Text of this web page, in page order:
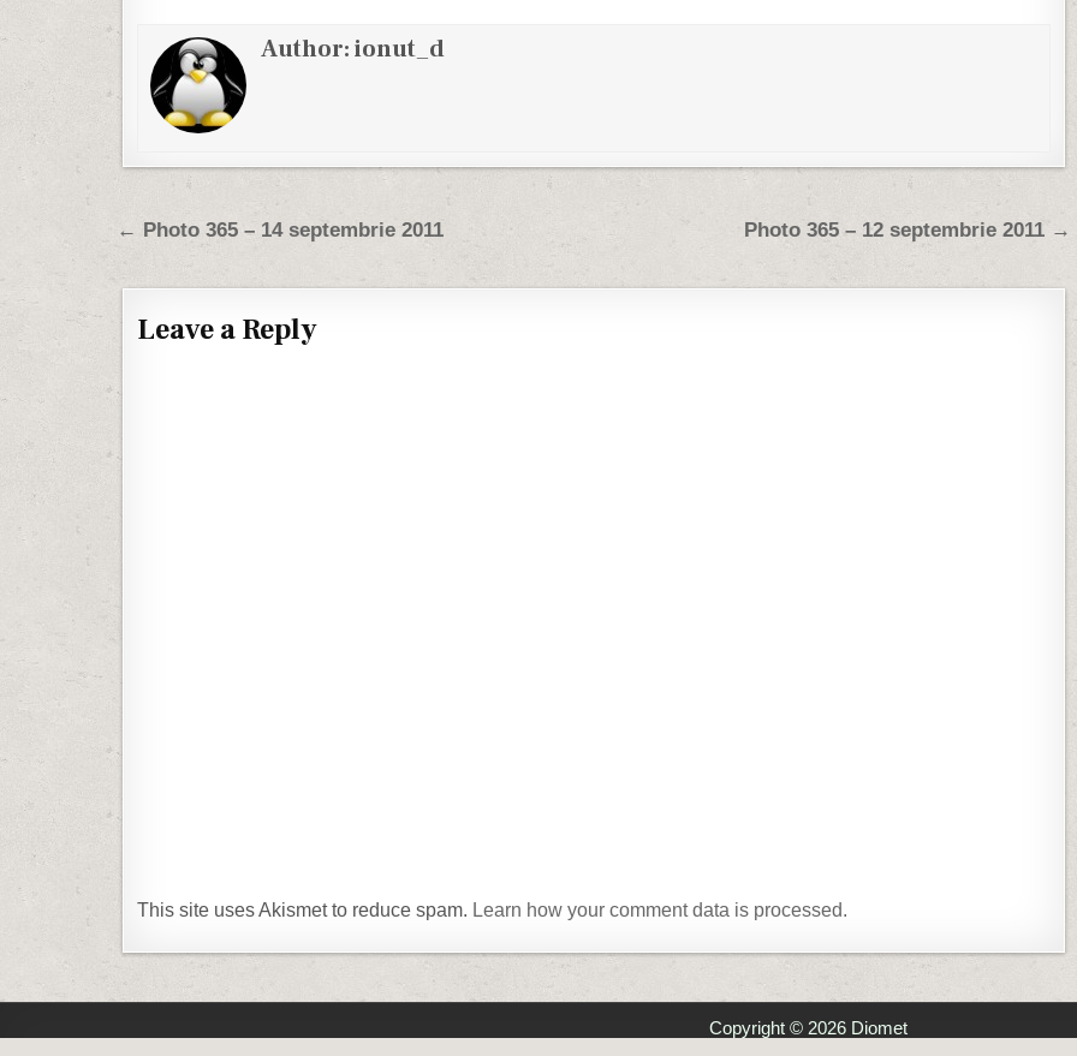
Author:ionut_d
Post navigation Photo 365 – 12 septembrie 2011 →
← Photo 365 – 14 septembrie 2011
Leave a Reply
This site uses Akismet to reduce spam. Learn how your comment data is processed.
Copyright © 2026 Diomet